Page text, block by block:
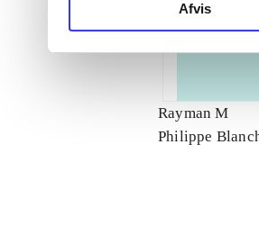
Afvis
Rayman M
Philippe